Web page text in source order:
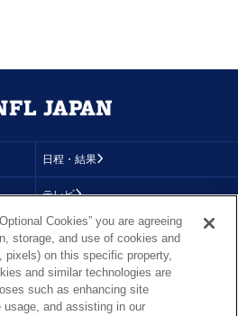
日程・結果
テレビ
画像
順位表
About NFL
Cookies” you are agreeing
storage, and use of cookies and
pixels) on this specific property,
and similar technologies are
such as enhancing site
and assisting in our